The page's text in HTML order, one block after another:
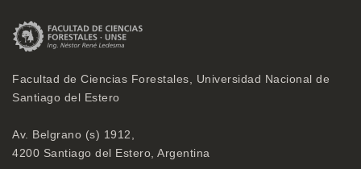
Facultad de Ciencias Forestales, Universidad Nacional de
Santiago del Estero
Av. Belgrano (s) 1912,
4200 Santiago del Estero, Argentina